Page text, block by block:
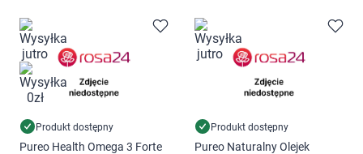
Produkt dostępny
Pureo Health Omega 3 Forte
Produkt dostępny
Pureo Naturalny Olejek